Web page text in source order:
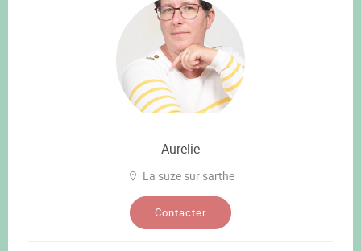
Aurelie
La suze sur sarthe
Contacter